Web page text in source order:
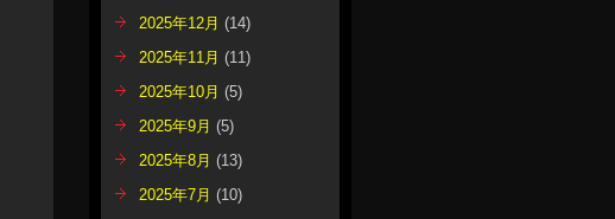
2025年12月 (14)
2025年11月 (11)
2025年10月 (5)
2025年9月 (5)
2025年8月 (13)
2025年7月 (10)